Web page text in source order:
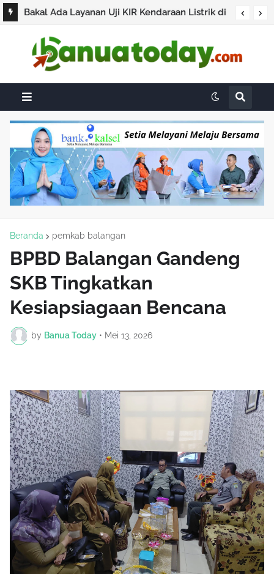
Bakal Ada Layanan Uji KIR Kendaraan Listrik di
Beranda pemkab balangan
BPBD Balangan Gandeng
SKB Tingkatkan
Kesiapsiagaan Bencana
by Banua Today • Mei 13, 2026